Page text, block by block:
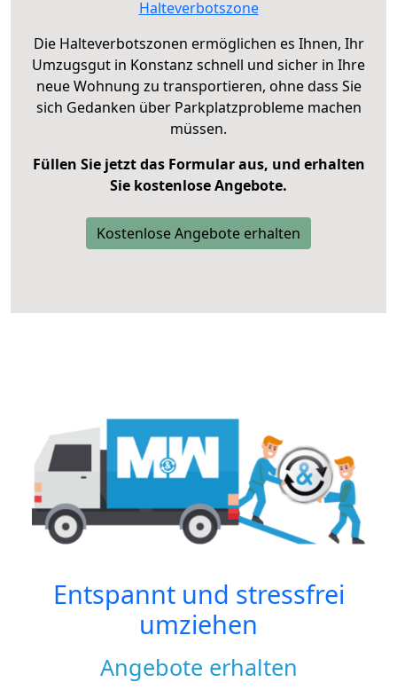
Halteverbotszone
Die Halteverbotszonen ermöglichen es Ihnen, Ihr
Umzugsgut in Konstanz schnell und sicher in Ihre
neue Wohnung zu transportieren, ohne dass Sie
sich Gedanken über Parkplatzprobleme machen
müssen.
Füllen Sie jetzt das Formular aus, und erhalten
Sie kostenlose Angebote.
Kostenlose Angebote erhalten
Entspannt und stressfrei
umziehen
Angebote erhalten